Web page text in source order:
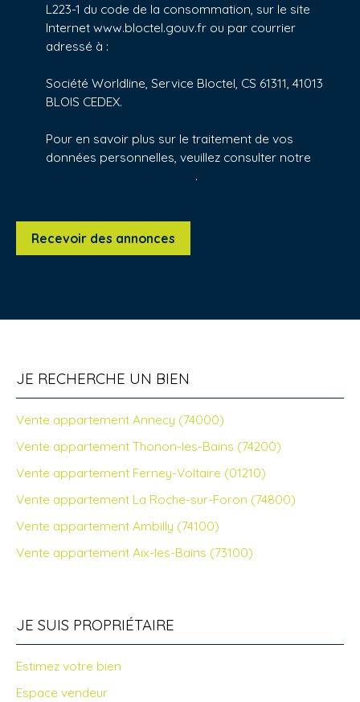
L223-1 du code de la consommation, sur le site
Internet www.bloctel.gouv.fr ou par courrier
adressé à :
Société Worldline, Service Bloctel, CS 61311, 41013
BLOIS CEDEX.
Pour en savoir plus sur le traitement de vos
données personnelles, veuillez consulter notre
.
Recevoir des annonces
JE RECHERCHE UN BIEN
Vente appartement Annecy (74000)
Vente appartement Thonon-les-Bains (74200)
Vente appartement Ferney-Voltaire (01210)
Vente appartement La Roche-sur-Foron (74800)
Vente appartement Ambilly (74100)
Vente appartement Aix-les-Bains (73100)
JE SUIS PROPRIÉTAIRE
Estimez votre bien
Espace vendeur